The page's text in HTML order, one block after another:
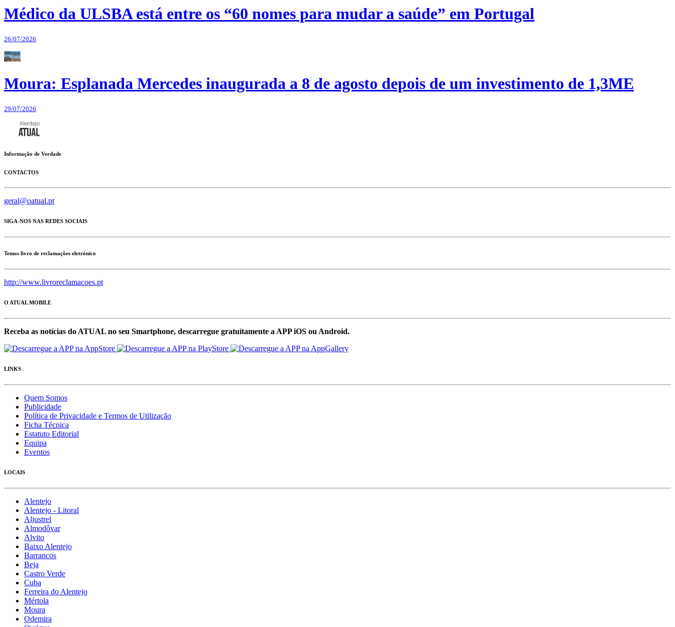
Médico da ULSBA está entre os “60 nomes para mudar a saúde” em Portugal
26/07/2026
Moura: Esplanada Mercedes inaugurada a 8 de agosto depois de um investimento de 1,3ME
29/07/2026
Informação de Verdade
CONTACTOS
geral@oatual.pt
SIGA-NOS NAS REDES SOCIAIS
Temos livro de reclamações eletrónico
http://www.livroreclamacoes.pt
O ATUAL MOBILE
Receba as notícias do ATUAL no seu Smartphone, descarregue gratuítamente a APP iOS ou Android.
LINKS
Quem Somos
Publicidade
Política de Privacidade e Termos de Utilização
Ficha Técnica
Estatuto Editorial
Equipa
Eventos
LOCAIS
Alentejo
Alentejo - Litoral
Aljustrel
Almodôvar
Alvito
Baixo Alentejo
Barrancos
Beja
Castro Verde
Cuba
Ferreira do Alentejo
Mértola
Moura
Odemira